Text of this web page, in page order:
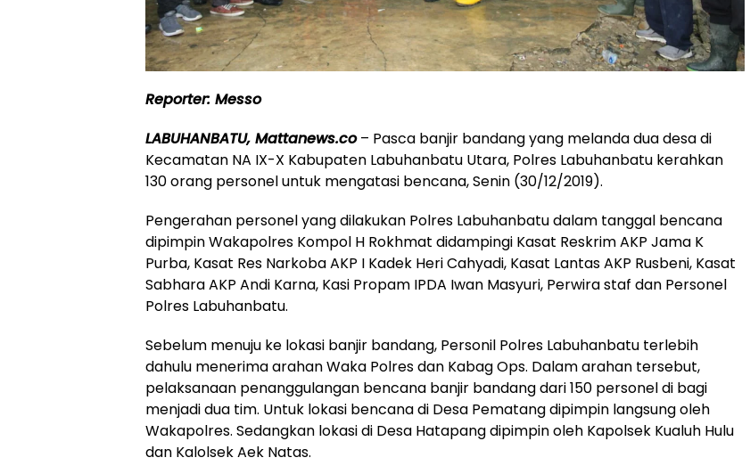
Reporter: Messo
LABUHANBATU, Mattanews.co– Pasca banjir bandang yang melanda dua desa di
Kecamatan NA IX-X Kabupaten Labuhanbatu Utara, Polres Labuhanbatu kerahkan
130 orang personel untuk mengatasi bencana, Senin (30/12/2019).
Pengerahan personel yang dilakukan Polres Labuhanbatu dalam tanggal bencana
dipimpin Wakapolres Kompol H Rokhmat didampingi Kasat Reskrim AKP Jama K
Purba, Kasat Res Narkoba AKP I Kadek Heri Cahyadi, Kasat Lantas AKP Rusbeni, Kasat
Sabhara AKP Andi Karna, Kasi Propam IPDA Iwan Masyuri, Perwira staf dan Personel
Polres Labuhanbatu.
Sebelum menuju ke lokasi banjir bandang, Personil Polres Labuhanbatu terlebih
dahulu menerima arahan Waka Polres dan Kabag Ops. Dalam arahan tersebut,
pelaksanaan penanggulangan bencana banjir bandang dari 150 personel di bagi
menjadi dua tim. Untuk lokasi bencana di Desa Pematang dipimpin langsung oleh
Wakapolres. Sedangkan lokasi di Desa Hatapang dipimpin oleh Kapolsek Kualuh Hulu
dan Kalolsek Aek Natas.